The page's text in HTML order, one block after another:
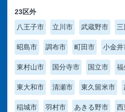
23区外
八王子市
立川市 武蔵野市 三
昭島市 調布市 町田市 小金井
東村山市 国分寺市 国立市 福
東大和市 清瀬市 東久留米市
稲城市 羽村市 あきる野市 西